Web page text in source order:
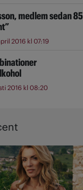
medlem sedan 85
2016 kl 07:19
2016 kl 08:20